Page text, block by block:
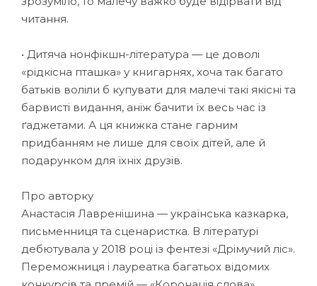
читання.
• Дитяча нонфікшн-література — це доволі
«рідкісна пташка» у книгарнях, хоча так багато
батьків воліли б купувати для малечі такі якісні та
барвисті видання, аніж бачити їх весь час із
ґаджетами. А ця книжка стане гарним
придбанням не лише для своїх дітей, але й
подарунком для їхніх друзів.
Про авторку
Анастасія Лавренішина — українська казкарка,
письменниця та сценаристка. В літературі
дебютувала у 2018 році із фентезі «Дрімучий ліс».
Переможниця і лауреатка багатьох відомих